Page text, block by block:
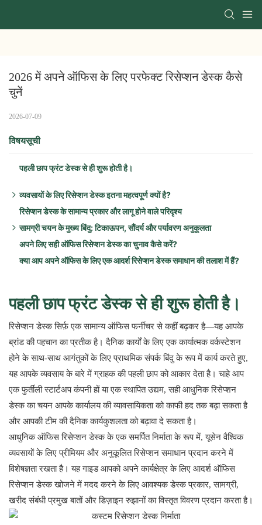
2026 में अपने ऑफिस के लिए परफेक्ट रिसेप्शन डेस्क कैसे
चुनें
2026-07-09
विषयसूची
पहली छाप फ्रंट डेस्क से ही शुरू होती है।
व्यवसायों के लिए रिसेप्शन डेस्क इतना महत्वपूर्ण क्यों है?
पहली छाप मायने रखती है:
कार्यक्षमता और दक्षता:
स्थानिक सौंदर्यशास्त्र:
ब्रांड अनुकूलन:
रिसेप्शन डेस्क के सामान्य प्रकार और लागू होने वाले परिदृश्य
सामग्री चयन के मुख्य बिंदु: टिकाऊपन, सौंदर्य और पर्यावरण अनुकूलता
सामान्य सामग्री तुलना:
अपने लिए सही ऑफिस रिसेप्शन डेस्क का चुनाव कैसे करें?
क्या आप अपने ऑफिस के लिए एक आदर्श रिसेप्शन डेस्क समाधान की तलाश में हैं?
पहली छाप फ्रंट डेस्क से ही शुरू होती है।
रिसेप्शन डेस्क सिर्फ़ एक सामान्य ऑफिस फर्नीचर से कहीं बढ़कर है—यह आपके
ब्रांड की पहचान का प्रतीक है। दैनिक कार्यों के लिए एक कार्यात्मक वर्कस्टेशन
होने के साथ-साथ आगंतुकों के लिए प्राथमिक संपर्क बिंदु के रूप में कार्य करते हुए,
यह आपके व्यवसाय के बारे में ग्राहक की पहली छाप को आकार देता है। चाहे आप
एक फुर्तीली स्टार्टअप कंपनी हों या एक स्थापित उद्यम, सही आधुनिक रिसेप्शन
डेस्क का चयन आपके कार्यालय की व्यावसायिकता को काफी हद तक बढ़ा सकता है
और आपकी टीम की दैनिक कार्यकुशलता को बढ़ावा दे सकता है।
आधुनिक ऑफिस रिसेप्शन डेस्क के एक समर्पित निर्माता के रूप में, यूसेन वैश्विक
व्यवसायों के लिए प्रीमियम और अनुकूलित रिसेप्शन समाधान प्रदान करने में
विशेषज्ञता रखता है। यह गाइड आपको अपने कार्यक्षेत्र के लिए आदर्श ऑफिस
रिसेप्शन डेस्क खोजने में मदद करने के लिए आवश्यक डेस्क प्रकार, सामग्री,
खरीद संबंधी प्रमुख बातों और डिज़ाइन रुझानों का विस्तृत विवरण प्रदान करता है।